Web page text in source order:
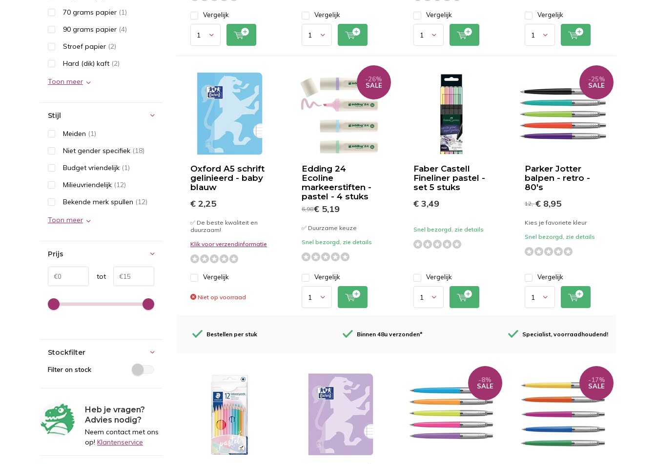
Vergelijk Vergelijk Vergelijk Vergelijk
Oxford A5 schrift
gelinieerd - baby
blauw
€ 2,25
✅ De beste kwaliteit en
duurzaam!
Klik voor verzendinformatie
Vergelijk
Niet op voorraad
Edding 24
Ecoline
markeerstiften -
pastel - 4 stuks
-26%
SALE
6,98€ 5,19
✅ Duurzame keuze
Snel bezorgd, zie details
Vergelijk
Faber Castell
Fineliner pastel -
set 5 stuks
€ 3,49
Snel bezorgd, zie details
Vergelijk
Parker Jotter
balpen - retro -
80's
-25%
SALE
12,-€ 8,95
Kies je favoriete kleur
Snel bezorgd, zie details
Vergelijk
Bestellen per stuk Binnen 48u verzonden* Specialist, voorraadhoudend!
-8%
SALE
-17%
SALE
70 grams papier (1)
90 grams papier (4)
Stroef papier (2)
Hard (dik) kaft (2)
Toon meer
Stijl
Meiden (1)
Niet gender specifiek (18)
Budget vriendelijk (1)
Milieuvriendelijk (12)
Bekende merk spullen (12)
Toon meer
Prijs
tot
Stockfilter
Filter on stock
Heb je vragen?
Advies nodig?
Neem contact met ons
op! Klantenservice